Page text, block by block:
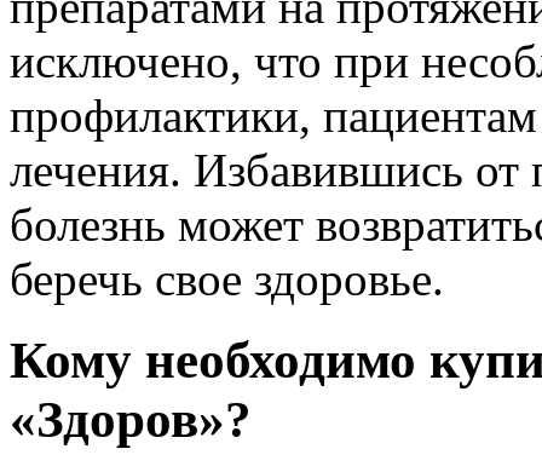
исключено, что при
профилактики,
лечения. Избавившись от
болезнь может
беречь свое здоровье.
Кому необходимо
«Здоров»?